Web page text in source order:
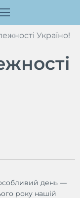
Україно!
день —
року нашій